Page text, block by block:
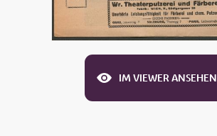
IM VIEWER ANSEHEN